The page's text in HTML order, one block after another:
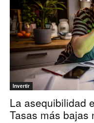
Invertir
La asequibilidad
Tasas más bajas